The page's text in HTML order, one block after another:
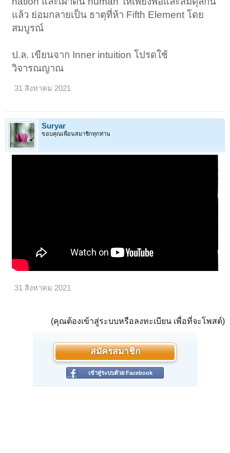
แล้ว ย่อมกลายเป็น ธาตุที่ห้า Fifth Element โดย
สมบูรณ์
ป.ล. เขียนจาก Inner intuition โปรดใช้
วิจารณญาณ
31 สิงหาคม 2021
Suryar
ขอบคุณเพื่อนสมาชิกทุกท่าน
31 สิงหาคม 2021
(คุณต้องเข้าสู่ระบบหรือลงทะเบียน เพื่อที่จะโพสต์)
สมัครสมาชิก
เข้าสู่ระบบด้วย Facebook